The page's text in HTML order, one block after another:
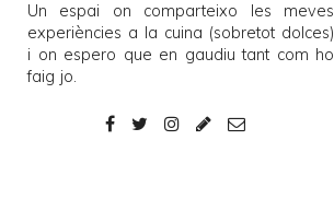
Un espai on comparteixo les meves
experiències a la cuina (sobretot dolces)
i on espero que en gaudiu tant com ho
faig jo.